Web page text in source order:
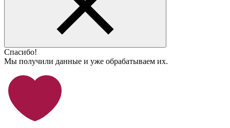
Спасибо!
Мы получили данные и уже обрабатываем их.